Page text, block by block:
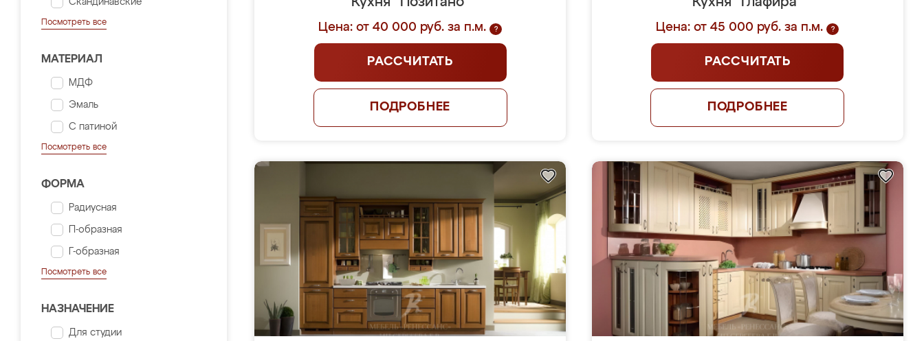
Скандинавские
Посмотреть все
МАТЕРИАЛ
МДФ
Эмаль
С патиной
Посмотреть все
ФОРМА
Радиусная
П-образная
Г-образная
Посмотреть все
НАЗНАЧЕНИЕ
Для студии
Цена: от 40 000 руб. за п.м. ?
РАССЧИТАТЬ
ПОДРОБНЕЕ
Цена: от 45 000 руб. за п.м. ?
РАССЧИТАТЬ
ПОДРОБНЕЕ